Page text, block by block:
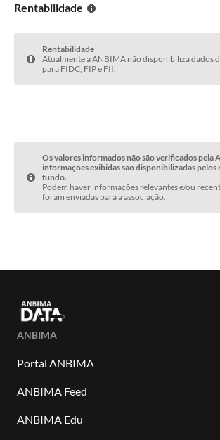
Rentabilidade
Rentabilidade
Atualmente a ANBIMA não disponibiliza dados
para FIDC, FIP e FII.
Os valores informados não são verificados pela
informações exibidas são disponibilizadas pelos
fundo.
Podem haver informações relevantes e/ou
foram enviadas para a associação.
ANBIMA
Portal ANBIMA
ANBIMA Feed
ANBIMA Edu